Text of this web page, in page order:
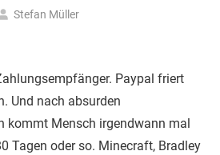
Stefan Müller
Paypal friert
Und nach absurden
kommt Mensch irgendwann mal
Tagen oder so. Minecraft, Bradley